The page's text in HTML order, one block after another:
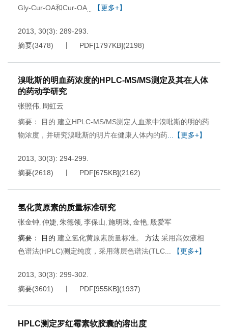
Gly-Cur-OA和Cur-OA
【更多+】
2013, 30(3): 289-293.
摘要(3478) PDF[1797KB](2198)
溴吡斯的明血药浓度的HPLC-MS/MS测定及其在人体
的药动学研究
张照伟, 周虹云
摘要： 目的 建立HPLC-MS/MS测定人血浆中溴吡斯的明的药
物浓度，并研究溴吡斯的明片在健康人体内的药 ...【更多+】
2013, 30(3): 294-299.
摘要(2618) PDF[675KB](2162)
氢化黄原素的质量标准研究
张金钟, 仲婕, 朱德领, 李保山, 施明珠, 金艳, 殷爱军
摘要：
目的 建立氢化黄原素质量标准。 方法 采用高效液相
色谱法(HPLC)测定纯度，采用薄层色谱法(TLC...
【更多+】
2013, 30(3): 299-302.
摘要(3601) PDF[955KB](1937)
HPLC测定罗红霉素软胶囊的溶出度